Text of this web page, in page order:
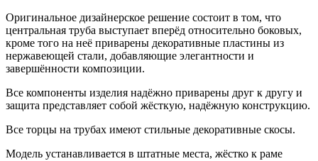
Оригинальное дизайнерское решение состоит в том, что
центральная труба выступает вперёд относительно боковых,
кроме того на неё приварены декоративные пластины из
нержавеющей стали, добавляющие элегантности и
завершённости композиции.
Все компоненты изделия надёжно приварены друг к другу и
защита представляет собой жёсткую, надёжную конструкцию.
Все торцы на трубах имеют стильные декоративные скосы.
Модель устанавливается в штатные места, жёстко к раме